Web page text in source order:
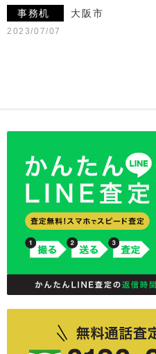
事務机 大阪市
2023/07/07